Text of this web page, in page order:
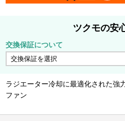
ツクモの安
交換保証について
ラジエーター冷却に最適化された強
ファン